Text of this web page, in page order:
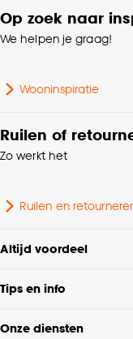
Op zoek naar
We helpen je graag!
Wooninspiratie
Ruilen of
Zo werkt het
Ruilen en
Altijd voordeel
Tips en info
Onze diensten